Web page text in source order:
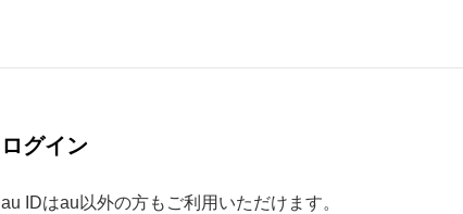
ログイン
au IDはau以外の方もご利用いただけます。